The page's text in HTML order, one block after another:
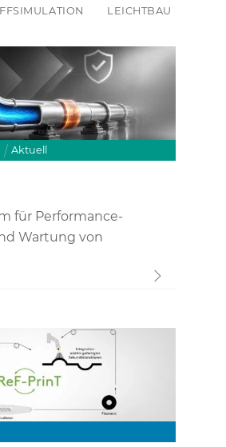
LEICHTBAU
Aktuell
für Performance-
Wartung von